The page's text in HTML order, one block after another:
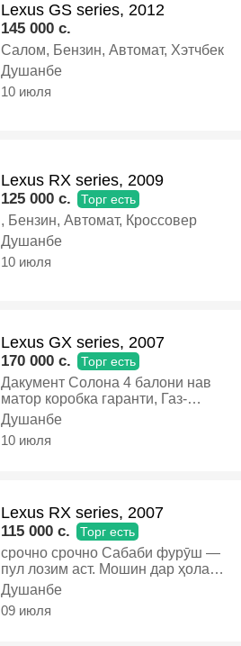
Lexus GS series, 2012
145 000 c.
Салом, Бензин, Автомат, Хэтчбек
Душанбе
10 июля
Lexus RX series, 2009
125 000 c. Торг есть
, Бензин, Автомат, Кроссовер
Душанбе
10 июля
Lexus GX series, 2007
170 000 c. Торг есть
Дакумент Солона 4 балони нав
матор коробка гаранти, Газ-
бензин, Автомат, Кроссовер
Душанбе
10 июля
Lexus RX series, 2007
115 000 c. Торг есть
срочно срочно Сабаби фурӯш —
пул лозим аст. Мошин дар ҳолати
аъло: Салони чармии сиёҳ,
гармкунии курсӣ, люк. Ҳама
равғанҳо 100% Коробкаи автомат
Душанбе
09 июля